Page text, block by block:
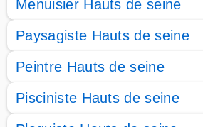
Menuisier Hauts de seine
Paysagiste Hauts de seine
Peintre Hauts de seine
Pisciniste Hauts de seine